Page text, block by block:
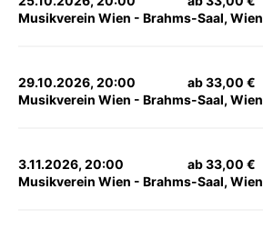
Musikverein Wien - Brahms-Saal, Wien
29.10.2026, 20:00
Musikverein Wien - Brahms-Saal, Wien
ab 33,00 €
3.11.2026, 20:00
Musikverein Wien - Brahms-Saal, Wien
ab 33,00 €